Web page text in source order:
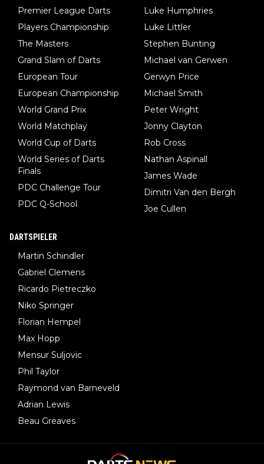
Premier League Darts
Players Championship
The Masters
Grand Slam of Darts
European Tour
European Championship
World Grand Prix
World Matchplay
World Cup of Darts
World Series of Darts
Finals
PDC Challenge Tour
PDC Q-School
Luke Humphries
Luke Littler
Stephen Bunting
Michael van Gerwen
Gerwyn Price
Michael Smith
Peter Wright
Jonny Clayton
Rob Cross
Nathan Aspinall
James Wade
Dimitri Van den Bergh
Joe Cullen
DARTSPIELER
Martin Schindler
Gabriel Clemens
Ricardo Pietreczko
Niko Springer
Florian Hempel
Max Hopp
Mensur Suljovic
Phil Taylor
Raymond van Barneveld
Adrian Lewis
Beau Greaves